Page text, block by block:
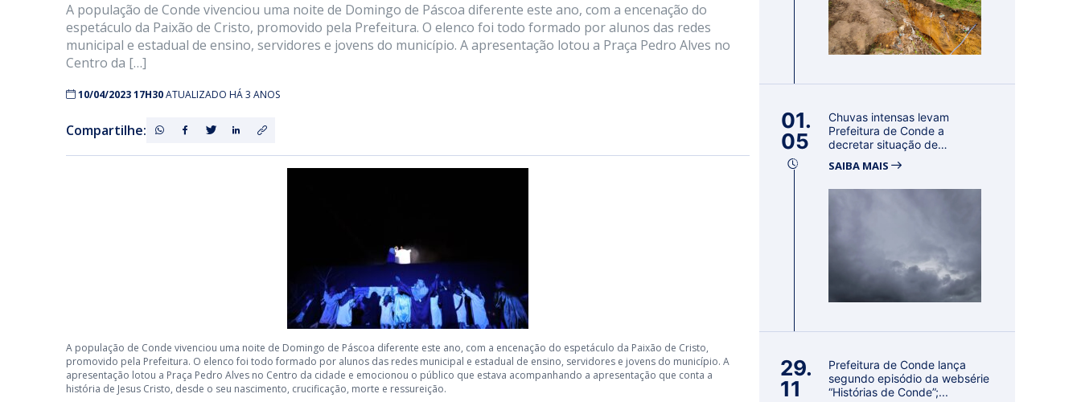
A população de Conde vivenciou uma noite de Domingo de Páscoa diferente este ano, com a encenação do
espetáculo da Paixão de Cristo, promovido pela Prefeitura. O elenco foi todo formado por alunos das redes
municipal e estadual de ensino, servidores e jovens do município. A apresentação lotou a Praça Pedro Alves no
Centro da […]
10/04/2023 17H30ATUALIZADO HÁ 3 ANOS
Compartilhe:
A população de Conde vivenciou uma noite de Domingo de Páscoa diferente este ano, com a encenação do espetáculo da Paixão de Cristo,
promovido pela Prefeitura. O elenco foi todo formado por alunos das redes municipal e estadual de ensino, servidores e jovens do município. A
apresentação lotou a Praça Pedro Alves no Centro da cidade e emocionou o público que estava acompanhando a apresentação que conta a
história de Jesus Cristo, desde o seu nascimento, crucificação, morte e ressureição.
01.
05
Chuvas intensas levam
Prefeitura de Conde a
decretar situação de
SAIBA MAIS
29.
11
Prefeitura de Conde lança
segundo episódio da websérie
“Histórias de Conde”;...